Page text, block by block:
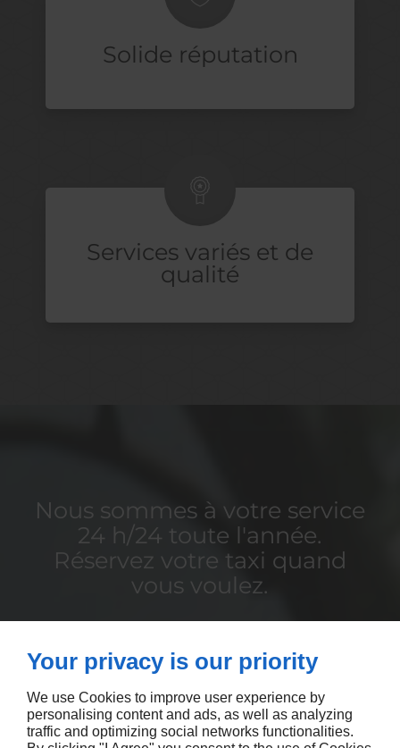
Solide réputation
Services variés et de
qualité
Nous sommes à votre service
24 h/24 toute l'année.
Réservez votre taxi quand
vous voulez.
CONTACTEZ-NOUS
Your privacy is our priority
We use Cookies to improve user experience by
personalising content and ads, as well as analyzing
traffic and optimizing social networks functionalities.